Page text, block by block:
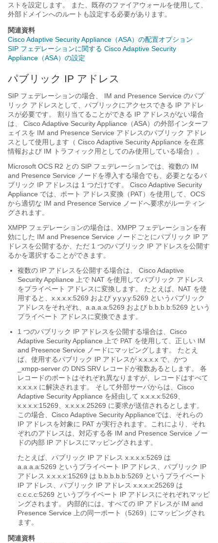
ストを設定します。 また、既存のファイアウォールを使用して、
外部ドメインへのルートも設定する必要があります。
関連資料
Cisco Adaptive Security Appliance（ASA）の配置オプション
SIP フェデレーションに関する Cisco Adaptive Security
Appliance（ASA）の設定
パブリック IP アドレス
SIP フェデレーションの場合、 IM and Presence Service のパブ
リック アドレスとして、パブリックにアクセスできる IP アドレ
スが必要です。 割り当てることができる IP アドレスがない場合
は、
Cisco Adaptive Security Appliance（ASA） の外部インターフ
ェイスを IM and Presence Service アドレスのパブリック アドレ
スとして使用します（ Cisco Adaptive Security Appliance を在席
情報および IM トラフィック用としてのみ使用している場合）。
Microsoft OCS R2 との SIP フェデレーションでは、複数の IM
and Presence Service ノードを導入する場合でも、必要となるパ
ブリック IP アドレスは 1 つだけです。 Cisco Adaptive Security
Appliance では、ポート アドレス変換（PAT）を使用して、OCS
から適切な IM and Presence Service ノードへ要求がルーティン
グされます。
XMPP フェデレーションの場合は、XMPP フェデレーションを有
効にした IM and Presence Service ノードごとにパブリック IP ア
ドレスを公開するか、ただ 1 つのパブリック IP アドレスを公開す
るかを選択することができます。
複数の IP アドレスを公開する場合は、
Cisco Adaptive
Security Appliance 上で NAT を使用してパブリック アドレス
をプライベート アドレスに変換します。 たとえば、NAT を使
用すると、x.x.x.x:5269 および y.y.y.y:5269 というパブリック
アドレスをそれぞれ、a.a.a.a:5269 および b.b.b.b:5269 という
プライベート アドレスに変換できます。
1 つのパブリック IP アドレスを公開する場合は、Cisco
Adaptive Security Appliance 上で PAT を使用して、正しい IM
and Presence Service ノードにマッピングします。 たとえ
ば、使用するパブリック IP アドレスが x.x.x.x で、かつ
_xmpp-server の DNS SRV レコードが複数あるとします。 各
レコードのポートはそれぞれ異なりますが、レコードはすべて
x.x.x.x に解決されます。 そして外部サーバからは、Cisco
Adaptive Security Appliance を経由して x.x.x.x:5269、
x.x.x.x:15269、x.x.x.x.25269 に要求が送信されるとします。
この場合、CiscoAdaptive Security Applianceでは、それらの
IP アドレスを対象に PAT が実行されます。これにより、それ
ぞれのアドレスは、対応する各 IM and Presence Service ノー
ドの内部 IP アドレスにマッピングされます。
たとえば、パブリック IP アドレス x.x.x.x:5269 は
a.a.a.a:5269 というプライベート IP アドレス、パブリック IP
アドレス x.x.x.x:15269 は b.b.b.b.b:5269 というプライベート
IP アドレス、パブリック IP アドレス x.x.x.x:25269 は
c.c.c.c:5269 というプライベート IP アドレスにそれぞれマッピ
ングされます。 内部的には、すべての IP アドレスが IM and
Presence Service 上の同一ポート（5269）にマッピングされ
ます。
関連資料